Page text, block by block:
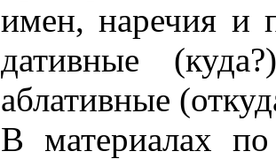
имен, наречия и
дативные
аблативные
В материалах